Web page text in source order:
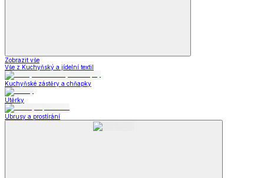
Zobrazit vše
Vše z Kuchyňský a jídelní textil
Kuchyňské zástěry a chňapky
Utěrky
Ubrusy a prostírání